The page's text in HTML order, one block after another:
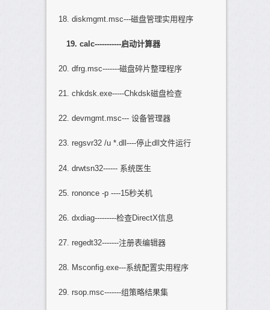
18. diskmgmt.msc---磁盘管理实用程序
19. calc-----------启动计算器
20. dfrg.msc-------磁盘碎片整理程序
21. chkdsk.exe-----Chkdsk磁盘检查
22. devmgmt.msc--- 设备管理器
23. regsvr32 /u *.dll----停止dll文件运行
24. drwtsn32------ 系统医生
25. rononce -p ----15秒关机
26. dxdiag---------检查DirectX信息
27. regedt32-------注册表编辑器
28. Msconfig.exe---系统配置实用程序
29. rsop.msc-------组策略结果集